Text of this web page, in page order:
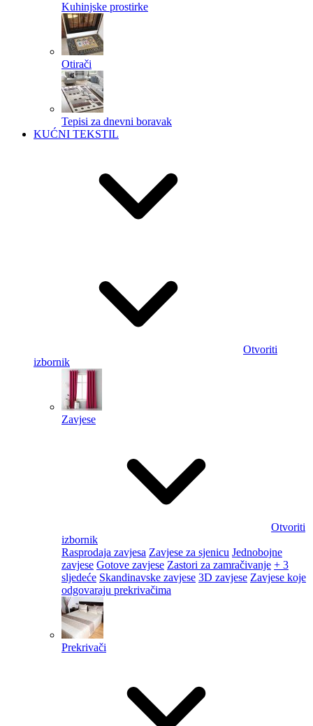
Kuhinjske prostirke
Otirači
Tepisi za dnevni boravak
KUĆNI TEKSTIL
Otvoriti
izbornik
Zavjese
Otvoriti
izbornik
Rasprodaja zavjesa Zavjese za sjenicu Jednobojne
zavjese Gotove zavjese Zastori za zamračivanje + 3
sljedeće Skandinavske zavjese 3D zavjese Zavjese koje
odgovaraju prekrivačima
Prekrivači